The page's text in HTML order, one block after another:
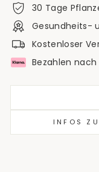
30 Tage
Gesundheits-
Kostenloser
Bezahlen
INFOS